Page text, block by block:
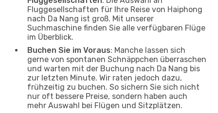
Fluggesellschaften für Ihre Reise von Haiphong
nach Da Nang ist groß. Mit unserer
Suchmaschine finden Sie alle verfügbaren Flüge
im Überblick.
Buchen Sie im Voraus: Manche lassen sich
gerne von spontanen Schnäppchen überraschen
und warten mit der Buchung nach Da Nang bis
zur letzten Minute. Wir raten jedoch dazu,
frühzeitig zu buchen. So sichern Sie sich nicht
nur oft bessere Preise, sondern haben auch
mehr Auswahl bei Flügen und Sitzplätzen.